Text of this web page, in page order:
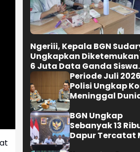
Ngeriii, Kepala BGN
Ungkapkan
6 Juta Data Ganda Siswa
Penerima MBGPeriode Juli
Polisi Ungkap
Meninggal
Semester 1 Turun
22,92 Persen
BGN Ungkap
Sebanyak 13
Dapur Tercatat